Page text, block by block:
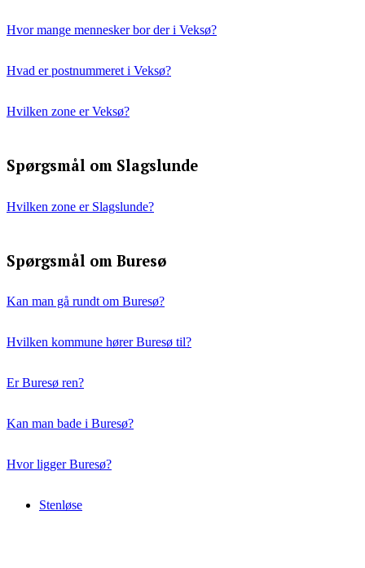
Hvor mange mennesker bor der i Veksø?
Hvad er postnummeret i Veksø?
Hvilken zone er Veksø?
Spørgsmål om Slagslunde
Hvilken zone er Slagslunde?
Spørgsmål om Buresø
Kan man gå rundt om Buresø?
Hvilken kommune hører Buresø til?
Er Buresø ren?
Kan man bade i Buresø?
Hvor ligger Buresø?
Stenløse